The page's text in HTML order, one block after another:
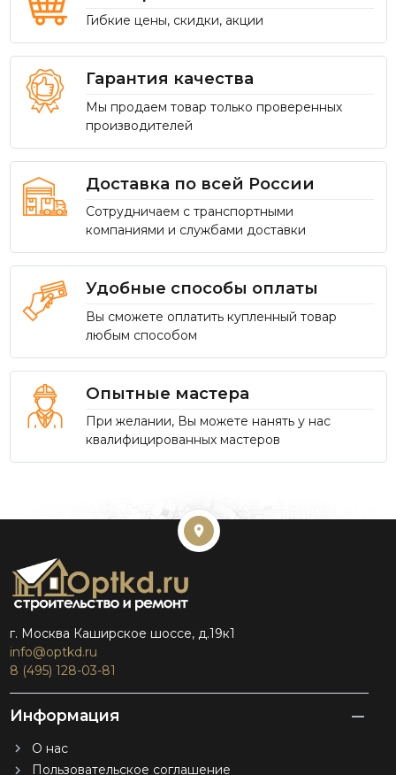
Гибкие цены, скидки, акции
Гарантия качества
Мы продаем товар только проверенных
производителей
Доставка по всей России
Сотрудничаем с транспортными
компаниями и службами доставки
Удобные способы оплаты
Вы сможете оплатить купленный товар
любым способом
Опытные мастера
При желании, Вы можете нанять у нас
квалифицированных мастеров
г. Москва Каширское шоссе, д.19к1
info@optkd.ru
8 (495) 128-03-81
Информация
О нас
Пользовательское соглашение